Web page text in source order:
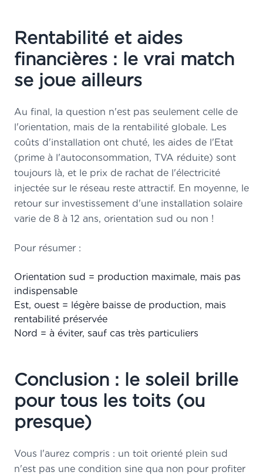
Rentabilité et aides
financières : le vrai match
se joue ailleurs
Au final, la question n'est pas seulement celle de
l'orientation, mais de la rentabilité globale. Les
coûts d'installation ont chuté, les aides de l'Etat
(prime à l'autoconsommation, TVA réduite) sont
toujours là, et le prix de rachat de l'électricité
injectée sur le réseau reste attractif. En moyenne, le
retour sur investissement d'une installation solaire
varie de 8 à 12 ans, orientation sud ou non !
Pour résumer :
Orientation sud = production maximale, mais pas
indispensable
Est, ouest = légère baisse de production, mais
rentabilité préservée
Nord = à éviter, sauf cas très particuliers
Conclusion : le soleil brille
pour tous les toits (ou
presque)
Vous l'aurez compris : un toit orienté plein sud
n'est pas une condition sine qua non pour profiter